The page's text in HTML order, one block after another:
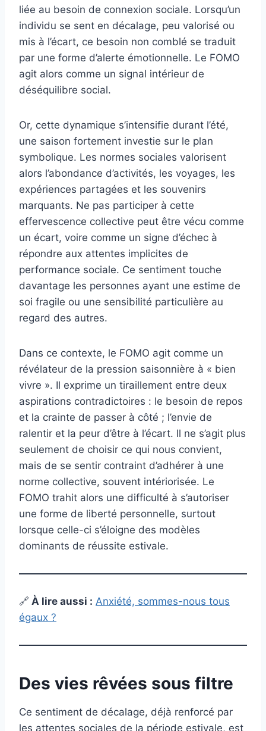
liée au besoin de connexion sociale. Lorsqu’un
individu se sent en décalage, peu valorisé ou
mis à l’écart, ce besoin non comblé se traduit
par une forme d’alerte émotionnelle. Le FOMO
agit alors comme un signal intérieur de
déséquilibre social.
Or, cette dynamique s’intensifie durant l’été,
une saison fortement investie sur le plan
symbolique. Les normes sociales valorisent
alors l’abondance d’activités, les voyages, les
expériences partagées et les souvenirs
marquants. Ne pas participer à cette
effervescence collective peut être vécu comme
un écart, voire comme un signe d’échec à
répondre aux attentes implicites de
performance sociale. Ce sentiment touche
davantage les personnes ayant une estime de
soi fragile ou une sensibilité particulière au
regard des autres.
Dans ce contexte, le FOMO agit comme un
révélateur de la pression saisonnière à « bien
vivre ». Il exprime un tiraillement entre deux
aspirations contradictoires : le besoin de repos
et la crainte de passer à côté ; l’envie de
ralentir et la peur d’être à l’écart. Il ne s’agit plus
seulement de choisir ce qui nous convient,
mais de se sentir contraint d’adhérer à une
norme collective, souvent intériorisée. Le
FOMO trahit alors une difficulté à s’autoriser
une forme de liberté personnelle, surtout
lorsque celle-ci s’éloigne des modèles
dominants de réussite estivale.
🔗 À lire aussi : Anxiété, sommes-nous tous
égaux ?
Des vies rêvées sous filtre
Ce sentiment de décalage, déjà renforcé par
les attentes sociales de la période estivale, est